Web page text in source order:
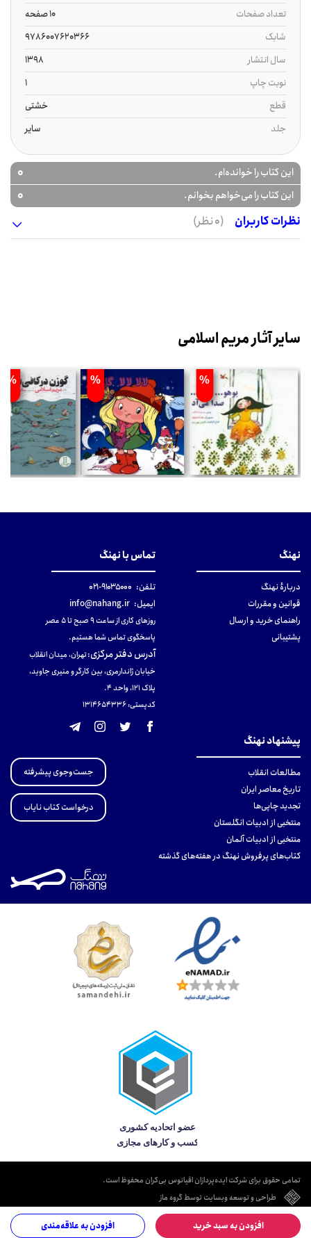
تعداد صفحات
10 صفحه
شابک
9786007620366
سال انتشار
1398
نوبت چاپ
1
قطع
خشتی
جلد
سایر
این کتاب را خوانده‌ام. 0
این کتاب را می‌خواهم بخوانم.
0
نظرات کاربران
(0 نظر)
افزودن به سبد خرید افزودن به علاقه‌مندی
سایر آثار مریم اسلامی
%
%
%
نهنگ
دربارهٔ نهنگ
قوانین و مقررات
راهنمای خرید و ارسال
پشتیبانی
تماس با نهنگ
تلفن: ۹۱۰۳۵۰۰۰-۰۲۱
ایمیل: info@nahang.ir
روزهای کاری از ساعت ۹ صبح تا ۵ عصر
پاسخگوی تماس شما هستیم.
آدرس دفتر مرکزی:تهران، میدان انقلاب
خیابان ژاندارمری، بین کارگر و منیری جاوید،
پلاک 121، واحد ۴.
کدپستی: 131465433۶
پیشنهاد نهنگ
مطالعات انقلاب
تاریخ معاصر ایران
تجدید چاپی‌ها
منتخبی از ادبیات انگلستان
منتخبی از ادبیات آلمان
کتاب‌های پرفروش نهنگ در هفته‌های گذشته
جست‌وجوی پیشرفته
درخواست کتاب نایاب
تمامی حقوق برای شرکت ایده‌پردازان اقیانوس بی‌کران محفوظ است.
طراحی و توسعه وبسایت توسط گروه ماز